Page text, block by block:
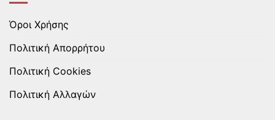
Όροι Χρήσης
Πολιτική Απορρήτου
Πολιτική Cookies
Πολιτική Αλλαγών